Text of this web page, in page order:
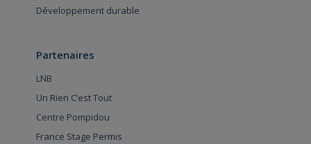
Développement durable
Partenaires
LNB
Un Rien C’est Tout
Centre Pompidou
France Stage Permis